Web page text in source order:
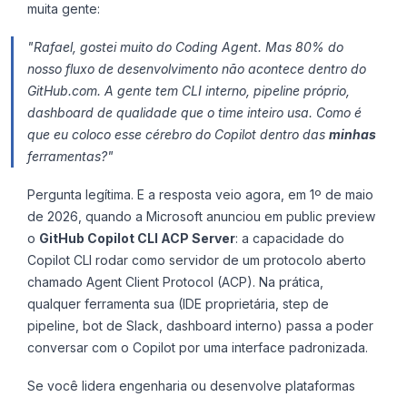
muita gente:
"Rafael, gostei muito do Coding Agent. Mas 80% do
nosso fluxo de desenvolvimento não acontece dentro do
GitHub.com. A gente tem CLI interno, pipeline próprio,
dashboard de qualidade que o time inteiro usa. Como é
que eu coloco esse cérebro do Copilot dentro das minhas
ferramentas?"
Pergunta legítima. E a resposta veio agora, em 1º de maio
de 2026, quando a Microsoft anunciou em public preview
o GitHub Copilot CLI ACP Server: a capacidade do
Copilot CLI rodar como servidor de um protocolo aberto
chamado Agent Client Protocol (ACP). Na prática,
qualquer ferramenta sua (IDE proprietária, step de
pipeline, bot de Slack, dashboard interno) passa a poder
conversar com o Copilot por uma interface padronizada.
Se você lidera engenharia ou desenvolve plataformas